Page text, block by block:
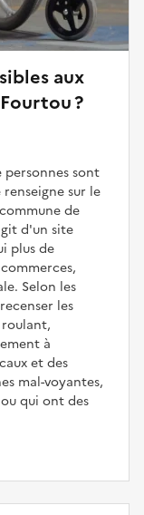
aux
?
personnes sont
sur le
de
d'un site
plus de
Selon les
les
à
et des
mal-voyantes,
qui ont des